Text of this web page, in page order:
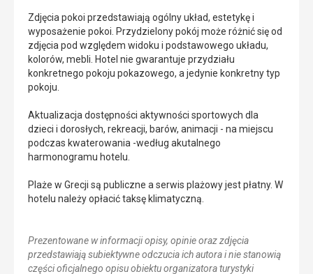
Zdjęcia pokoi przedstawiają ogólny układ, estetykę i
wyposażenie pokoi. Przydzielony pokój może różnić się od
zdjęcia pod względem widoku i podstawowego układu,
kolorów, mebli. Hotel nie gwarantuje przydziału
konkretnego pokoju pokazowego, a jedynie konkretny typ
pokoju.
Aktualizacja dostępności aktywności sportowych dla
dzieci i dorosłych, rekreacji, barów, animacji - na miejscu
podczas kwaterowania -według akutalnego
harmonogramu hotelu.
Plaże w Grecji są publiczne a serwis plażowy jest płatny. W
hotelu należy opłacić taksę klimatyczną.
Prezentowane w informacji opisy, opinie oraz zdjęcia
przedstawiają subiektywne odczucia ich autora i nie stanowią
części oficjalnego opisu obiektu organizatora turystyki